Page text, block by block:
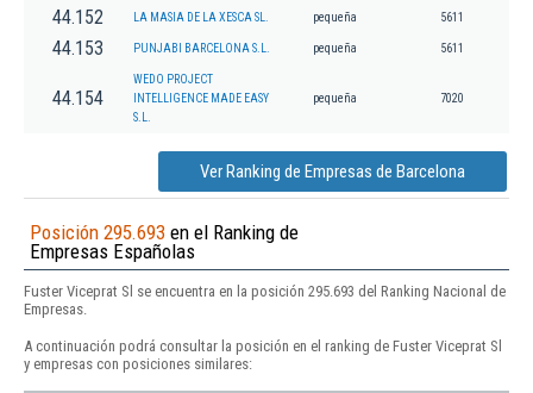
44.152 LA MASIA DE LA XESCA SL. pequeña 5611
44.153 PUNJABI BARCELONA S.L. pequeña 5611
44.154
WEDO PROJECT
INTELLIGENCE MADE EASY
S.L.
pequeña 7020
Ver Ranking de Empresas de Barcelona
Posición 295.693 en el Ranking de
Empresas Españolas
Fuster Viceprat Sl se encuentra en la posición 295.693 del Ranking Nacional de
Empresas.
A continuación podrá consultar la posición en el ranking de Fuster Viceprat Sl
y empresas con posiciones similares: